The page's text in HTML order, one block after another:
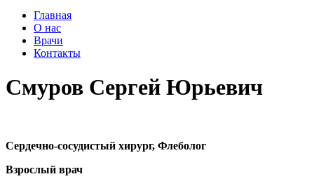
Главная
О нас
Врачи
Контакты
Смуров Сергей Юрьевич
Сердечно-сосудистый хирург, Флеболог
Взрослый врач